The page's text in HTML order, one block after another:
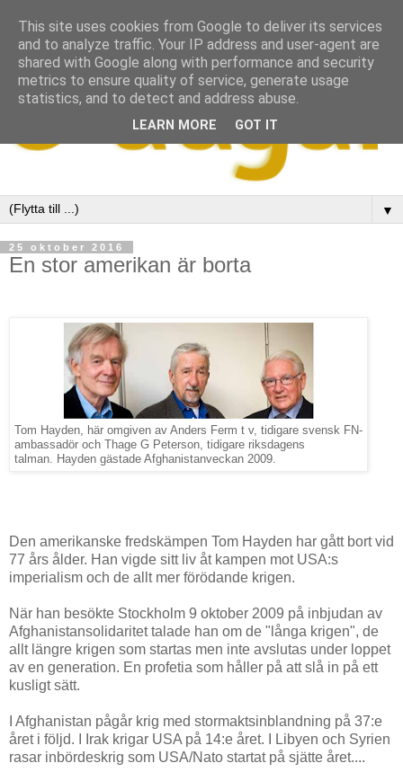
▼
25 oktober 2016
En stor amerikan är borta
Tom Hayden, här omgiven av Anders Ferm t v, tidigare svensk FN-
ambassadör och Thage G Peterson, tidigare riksdagens
talman. Hayden gästade Afghanistanveckan 2009.
Den amerikanske fredskämpen Tom Hayden har gått bort vid
77 års ålder. Han vigde sitt liv åt kampen mot USA:s
imperialism och de allt mer förödande krigen.
När han besökte Stockholm 9 oktober 2009 på inbjudan av
Afghanistansolidaritet talade han om de "långa krigen", de
allt längre krigen som startas men inte avslutas under loppet
av en generation. En profetia som håller på att slå in på ett
kusligt sätt.
I Afghanistan pågår krig med stormaktsinblandning på 37:e
året i följd. I Irak krigar USA på 14:e året. I Libyen och Syrien
rasar inbördeskrig som USA/Nato startat på sjätte året....
This site uses cookies from Google to deliver its services
and to analyze traffic. Your IP address and user-agent are
shared with Google along with performance and security
metrics to ensure quality of service, generate usage
statistics, and to detect and address abuse.
LEARN MORE GOT IT